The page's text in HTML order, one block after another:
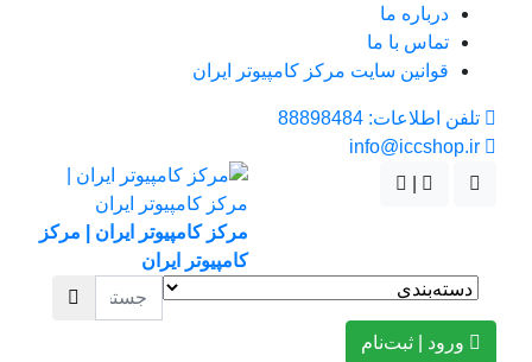
درباره ما
تماس با ما
قوانین سایت مرکز کامپیوتر ایران
تلفن اطلاعات: 88898484
مرکز کامپیوتر ایران | مرکز
کامپیوتر ایران
ورود | ثبت‌نام